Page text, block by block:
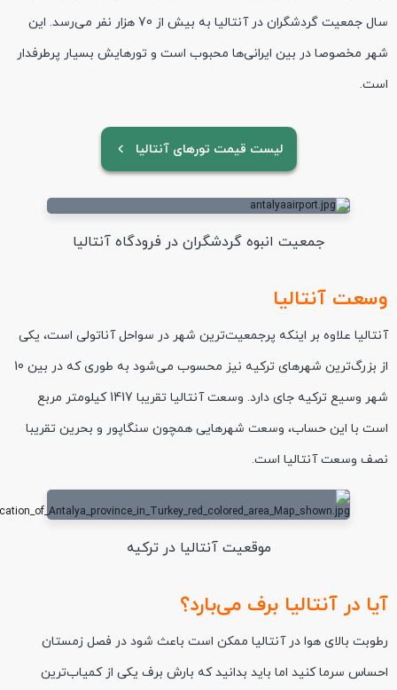
سال جمعیت گردشگران در آنتالیا به بیش از 70 هزار نفر می‌رسد. این
شهر مخصوصا در بین ایرانی‌ها محبوب است و تورهایش بسیار پرطرفدار
است.
لیست قیمت تورهای آنتالیا
جمعیت انبوه گردشگران در فرودگاه آنتالیا
وسعت آنتالیا
آنتالیا علاوه بر اینکه پرجمعیت‌ترین شهر در سواحل آناتولی است، یکی
از بزرگ‌ترین شهرهای ترکیه نیز محسوب می‌شود به طوری که در بین 10
شهر وسیع ترکیه جای دارد. وسعت آنتالیا تقریبا 1417 کیلومتر مربع
است با این حساب، وسعت شهرهایی همچون سنگاپور و بحرین تقریبا
نصف وسعت آنتالیا است.
موقعیت آنتالیا در ترکیه
آیا در آنتالیا برف می‌بارد؟
رطوبت بالای هوا در آنتالیا ممکن است باعث شود در فصل زمستان
احساس سرما کنید اما باید بدانید که بارش برف یکی از کمیاب‌ترین